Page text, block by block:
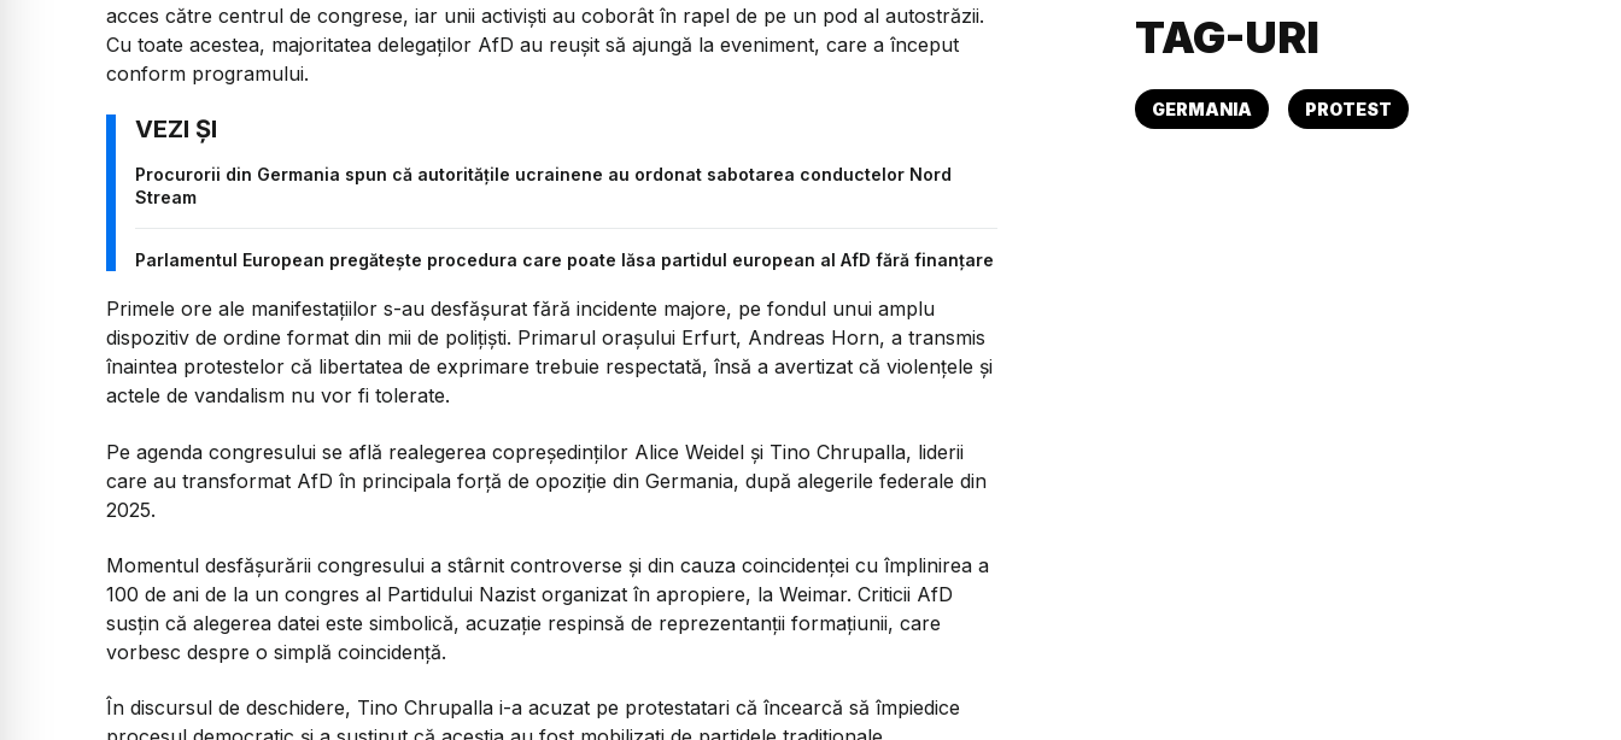
acces către centrul de congrese, iar unii activiști au coborât în rapel de pe un pod al autostrăzii.
Cu toate acestea, majoritatea delegaților AfD au reușit să ajungă la eveniment, care a început
conform programului.
Procurorii din Germania spun că autoritățile ucrainene au ordonat sabotarea conductelor Nord
Stream
Parlamentul European pregătește procedura care poate lăsa partidul european al AfD fără finanțare
Primele ore ale manifestațiilor s-au desfășurat fără incidente majore, pe fondul unui amplu
dispozitiv de ordine format din mii de polițiști. Primarul orașului Erfurt, Andreas Horn, a transmis
înaintea protestelor că libertatea de exprimare trebuie respectată, însă a avertizat că violențele și
actele de vandalism nu vor fi tolerate.
Pe agenda congresului se află realegerea copreședinților Alice Weidel și Tino Chrupalla, liderii
care au transformat AfD în principala forță de opoziție din Germania, după alegerile federale din
2025.
Momentul desfășurării congresului a stârnit controverse și din cauza coincidenței cu împlinirea a
100 de ani de la un congres al Partidului Nazist organizat în apropiere, la Weimar. Criticii AfD
susțin că alegerea datei este simbolică, acuzație respinsă de reprezentanții formațiunii, care
vorbesc despre o simplă coincidență.
În discursul de deschidere, Tino Chrupalla i-a acuzat pe protestatari că încearcă să împiedice
TAG-URI
GERMANIA PROTEST